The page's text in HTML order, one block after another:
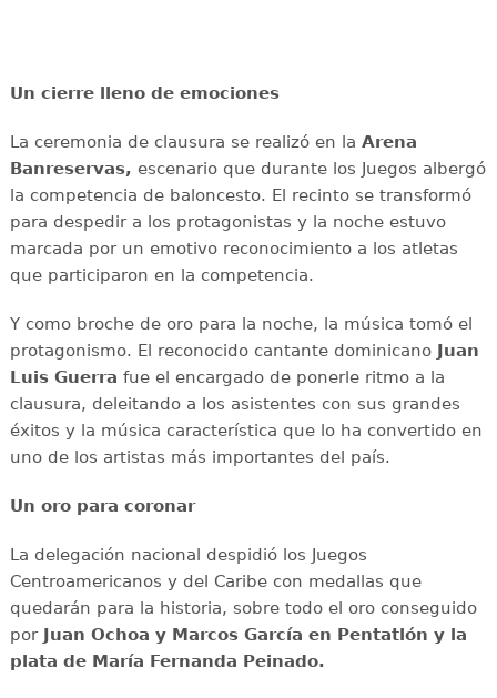
Un cierre lleno de emociones
La ceremonia de clausura se realizó en la Arena
Banreservas, escenario que durante los Juegos albergó
la competencia de baloncesto. El recinto se transformó
para despedir a los protagonistas y la noche estuvo
marcada por un emotivo reconocimiento a los atletas
que participaron en la competencia.
Y como broche de oro para la noche, la música tomó el
protagonismo. El reconocido cantante dominicano Juan
Luis Guerra fue el encargado de ponerle ritmo a la
clausura, deleitando a los asistentes con sus grandes
éxitos y la música característica que lo ha convertido en
uno de los artistas más importantes del país.
Un oro para coronar
La delegación nacional despidió los Juegos
Centroamericanos y del Caribe con medallas que
quedarán para la historia, sobre todo el oro conseguido
por Juan Ochoa y Marcos García en Pentatlón y la
plata de María Fernanda Peinado.